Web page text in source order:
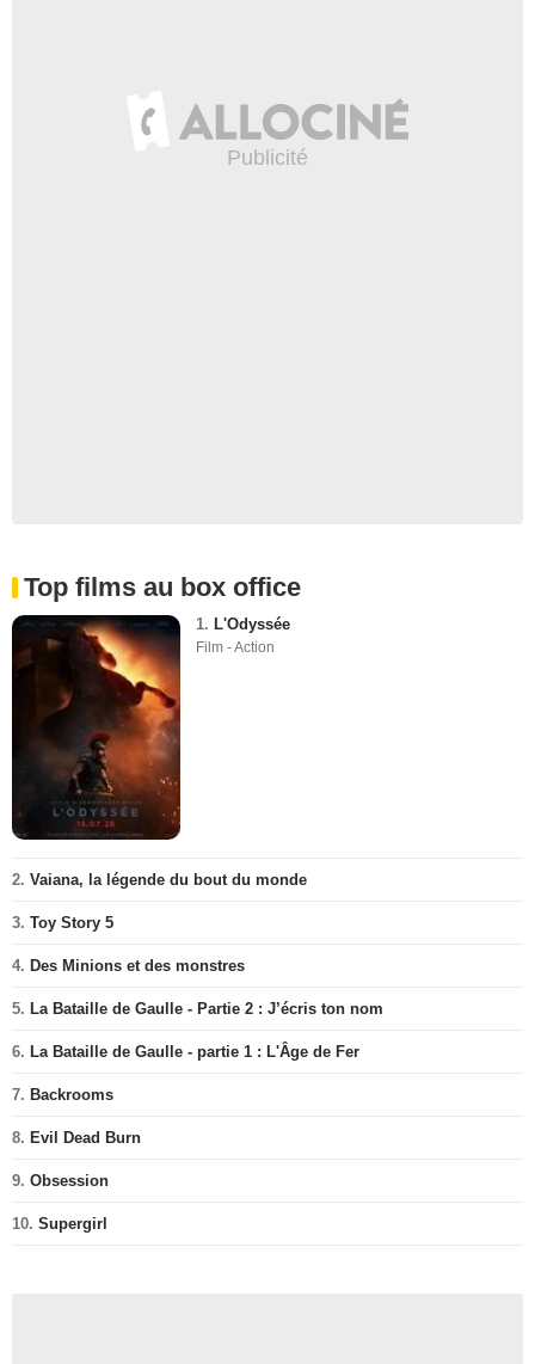
Top films au box office
1. L'Odyssée
Film - Action
2. Vaiana, la légende du bout du monde
3. Toy Story 5
4. Des Minions et des monstres
5. La Bataille de Gaulle - Partie 2 : J’écris ton nom
6. La Bataille de Gaulle - partie 1 : L'Âge de Fer
7. Backrooms
8. Evil Dead Burn
9. Obsession
10. Supergirl